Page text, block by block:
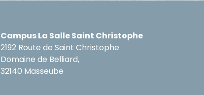
Campus La Salle Saint Christophe
2192 Route de Saint Christophe
Domaine de Belliard,
32140 Masseube